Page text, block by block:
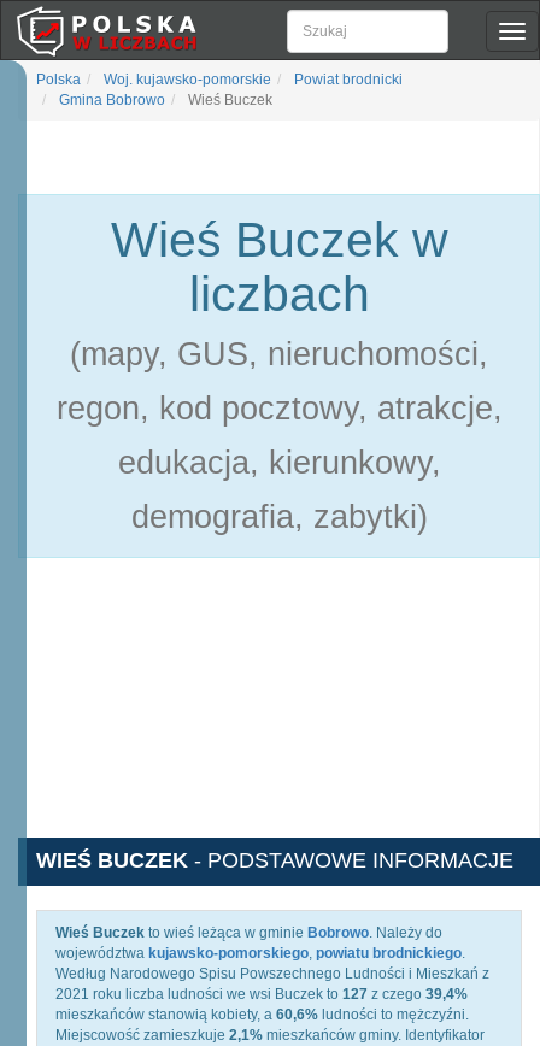
Polska Woj. kujawsko-pomorskie
Powiat brodnicki
Gmina Bobrowo
Wieś Buczek
Wieś Buczek w
liczbach
(mapy, GUS, nieruchomości,
regon, kod pocztowy, atrakcje,
edukacja, kierunkowy,
demografia, zabytki)
WIEŚ BUCZEK - PODSTAWOWE INFORMACJE
Wieś Buczek to wieś leżąca w gminie Bobrowo. Należy do
województwa kujawsko-pomorskiego, powiatu brodnickiego.
Według Narodowego Spisu Powszechnego Ludności i Mieszkań z
2021 roku liczba ludności we wsi Buczek to 127 z czego 39,4%
mieszkańców stanowią kobiety, a 60,6% ludności to mężczyźni.
Miejscowość zamieszkuje 2,1% mieszkańców gminy. Identyfikator